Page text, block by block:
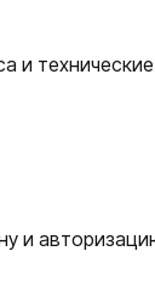
и
и